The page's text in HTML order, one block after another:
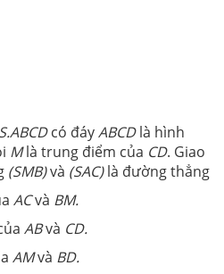
S.ABCDcó đáyABCDlà hình
Mlà trung điểm của CD. Giao
(SMB)và (SAC)là đường thẳng
ACvà BM.
ABvà CD.
AMvà BD.